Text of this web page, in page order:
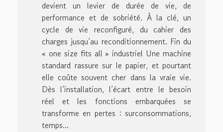
devient un levier de durée de vie, de
performance et de sobriété. À la clé, un
cycle de vie reconfiguré, du cahier des
charges jusqu’au reconditionnement. Fin du
« one size fits all » industriel Une machine
standard rassure sur le papier, et pourtant
elle coûte souvent cher dans la vraie vie.
Dès l’installation, l’écart entre le besoin
réel et les fonctions embarquées se
transforme en pertes : surconsommations,
temps...